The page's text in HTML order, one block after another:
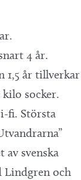
4 år.
1,5 år tillverkar
socker.
fi. Största
av svenska
och